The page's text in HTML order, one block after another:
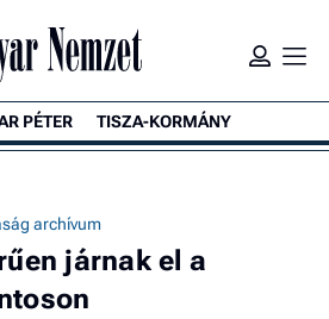
PÉTER TISZA-KORMÁNY
archívum
járnak el a